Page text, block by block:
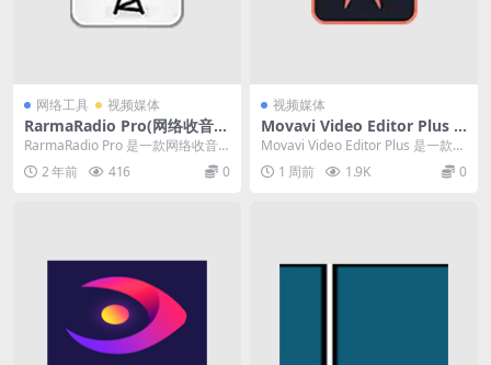
网络工具 视频媒体
RarmaRadio Pro(网络收音机
广播电台) v2.75.9 中文破解便
携式版
RarmaRadio Pro 是一款网络收音
机软件。此软件可让您收听和录制
世界各...
2 年前 416 0
视频媒体
Movavi Video Editor Plus 2
026 (视频编辑) v26.18.1 中文
便携式版
Movavi Video Editor Plus 是一款完
美的工具，可将您的创意...
1 周前 1.9K 0